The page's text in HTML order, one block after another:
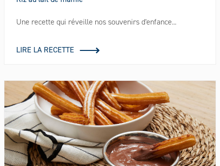
Une recette qui réveille nos souvenirs d'enfance...
LIRE LA RECETTE